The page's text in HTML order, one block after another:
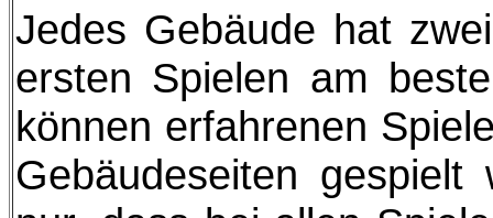
Jedes Gebäude hat
ersten Spielen am
können erfahrenen
Gebäudeseiten